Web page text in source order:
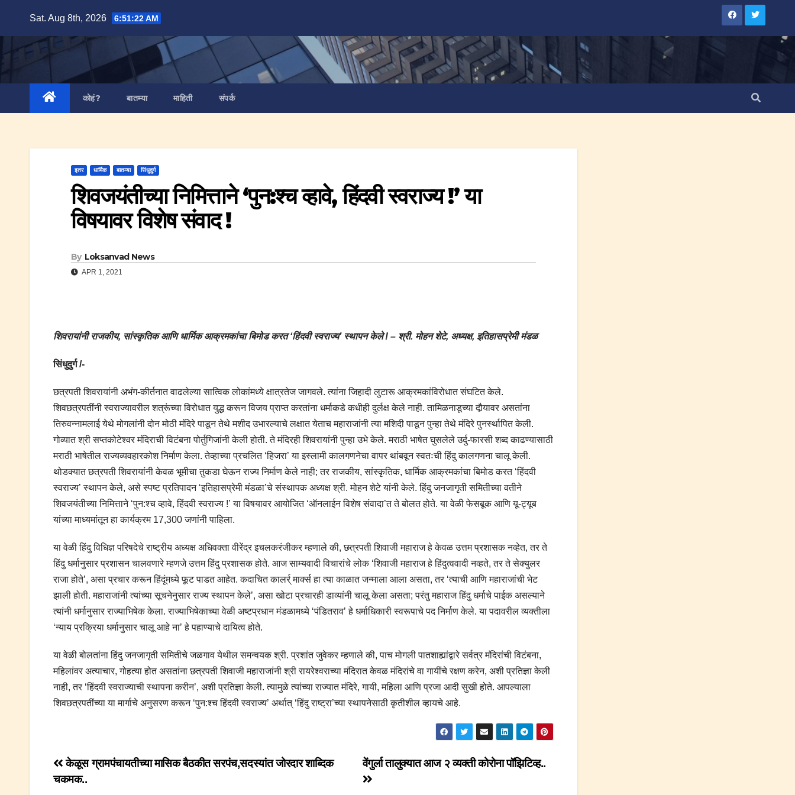
content
Sat. Aug 8th, 2026 6:51:23 AM
कोहं? बातम्या माहिती संपर्क
इतर धार्मिक बातम्या सिंधुदुर्ग
शिवजयंतीच्या निमित्ताने ‘पुन:श्‍च व्हावे, हिंदवी स्वराज्य !’ या
विषयावर विशेष संवाद !
By Loksanvad News
APR 1, 2021
शिवरायांनी राजकीय, सांस्कृतिक आणि धार्मिक आक्रमकांचा बिमोड करत ‘हिंदवी स्वराज्य’ स्थापन केले ! – श्री. मोहन शेटे, अध्यक्ष, इतिहासप्रेमी मंडळ
सिंधुदुर्ग /-
छत्रपती शिवरायांनी अभंग-कीर्तनात वाढलेल्या सात्विक लोकांमध्ये क्षात्रतेज जागवले. त्यांना जिहादी लुटारू आक्रमकांविरोधात संघटित केले.
शिवछत्रपतींनी स्वराज्यावरील शत्रूंच्या विरोधात युद्ध करून विजय प्राप्त करतांना धर्माकडे कधीही दुर्लक्ष केले नाही. तामिळनाडूच्या दौर्‍यावर असतांना
तिरुवन्नामलाई येथे मोगलांनी दोन मोठी मंदिरे पाडून तेथे मशीद उभारल्याचे लक्षात येताच महाराजांनी त्या मशिदी पाडून पुन्हा तेथे मंदिरे पुनर्स्थापित केली.
गोव्यात श्री सप्तकोटेश्‍वर मंदिराची विटंबना पोर्तुगिजांनी केली होती. ते मंदिरही शिवरायांनी पुन्हा उभे केले. मराठी भाषेत घुसलेले उर्दु-फारसी शब्द काढण्यासाठी
मराठी भाषेतील राज्यव्यवहारकोश निर्माण केला. तेव्हाच्या प्रचलित ‘हिजरा’ या इस्लामी कालगणनेचा वापर थांबवून स्वतःची हिंदु कालगणना चालू केली.
थोडक्यात छत्रपती शिवरायांनी केवळ भूमीचा तुकडा घेऊन राज्य निर्माण केले नाही; तर राजकीय, सांस्कृतिक, धार्मिक आक्रमकांचा बिमोड करत ‘हिंदवी
स्वराज्य’ स्थापन केले, असे स्पष्ट प्रतिपादन ‘इतिहासप्रेमी मंडळा’चे संस्थापक अध्यक्ष श्री. मोहन शेटे यांनी केले. हिंदु जनजागृती समितीच्या वतीने
शिवजयंतीच्या निमित्ताने ‘पुन:श्‍च व्हावे, हिंदवी स्वराज्य !’ या विषयावर आयोजित ‘ऑनलाईन विशेष संवादा’त ते बोलत होते. या वेळी फेसबूक आणि यू-ट्यूब
यांच्या माध्यमांतून हा कार्यक्रम 17,300 जणांनी पाहिला.
या वेळी हिंदु विधिज्ञ परिषदेचे राष्ट्रीय अध्यक्ष अधिवक्ता वीरेंद्र इचलकरंजीकर म्हणाले की, छत्रपती शिवाजी महाराज हे केवळ उत्तम प्रशासक नव्हेत, तर ते
हिंदु धर्मानुसार प्रशासन चालवणारे म्हणजे उत्तम हिंदु प्रशासक होते. आज साम्यवादी विचारांचे लोक ‘शिवाजी महाराज हे हिंदुत्ववादी नव्हते, तर ते सेक्युलर
राजा होते’, असा प्रचार करून हिंदूंमध्ये फूट पाडत आहेत. कदाचित कालर्र् मार्क्स हा त्या काळात जन्माला आला असता, तर ‘त्याची आणि महाराजांची भेट
झाली होती. महाराजांनी त्यांच्या सूचनेनुसार राज्य स्थापन केले’, असा खोटा प्रचारही डाव्यांनी चालू केला असता; परंतु महाराज हिंदु धर्माचे पाईक असल्याने
त्यांनी धर्मानुसार राज्याभिषेक केला. राज्याभिषेकाच्या वेळी अष्टप्रधान मंडळामध्ये ‘पंडितराव’ हे धर्माधिकारी स्वरूपाचे पद निर्माण केले. या पदावरील व्यक्तीला
‘न्याय प्रक्रिया धर्मानुसार चालू आहे ना’ हे पहाण्याचे दायित्व होते.
या वेळी बोलतांना हिंदु जनजागृती समितीचे जळगाव येथील समन्वयक श्री. प्रशांत जुवेकर म्हणाले की, पाच मोगली पातशाह्यांद्वारे सर्वत्र मंदिरांची विटंबना,
महिलांवर अत्याचार, गोहत्या होत असतांना छत्रपती शिवाजी महाराजांनी श्री रायरेश्‍वराच्या मंदिरात केवळ मंदिरांचे वा गायींचे रक्षण करेन, अशी प्रतिज्ञा केली
नाही, तर ‘हिंदवी स्वराज्याची स्थापना करीन’, अशी प्रतिज्ञा केली. त्यामुळे त्यांच्या राज्यात मंदिरे, गायी, महिला आणि प्रजा आदी सुखी होते. आपल्याला
शिवछत्रपतींच्या या मार्गाचे अनुसरण करून ‘पुन:श्‍च हिंदवी स्वराज्य’ अर्थात् ‘हिंदु राष्ट्रा’च्या स्थापनेसाठी कृतीशील व्हायचे आहे.
Post
वेंगुर्ला तालुक्यात आज २ व्यक्ती कोरोना पॉझिटिव्ह..
केळूस ग्रामपंचायतीच्या मासिक बैठकीत सरपंच,सदस्यांत जोरदार शाब्दिक
चकमक..